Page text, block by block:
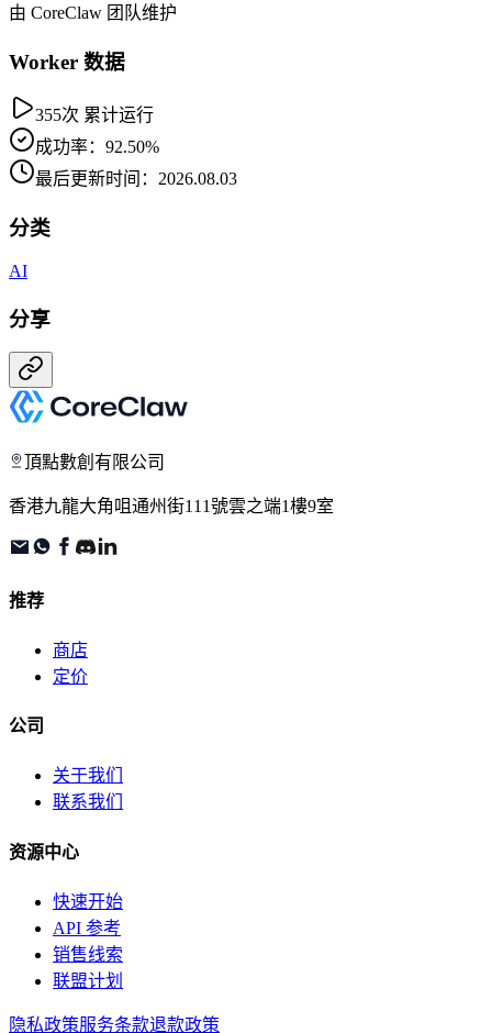
由 CoreClaw 团队维护
Worker 数据
355次 累计运行
成功率：92.50%
最后更新时间：2026.08.03
分类
AI
分享
頂點數創有限公司
香港九龍大角咀通州街111號雲之端1樓9室
推荐
商店
定价
公司
关于我们
联系我们
资源中心
快速开始
API 参考
销售线索
联盟计划
隐私政策服务条款退款政策